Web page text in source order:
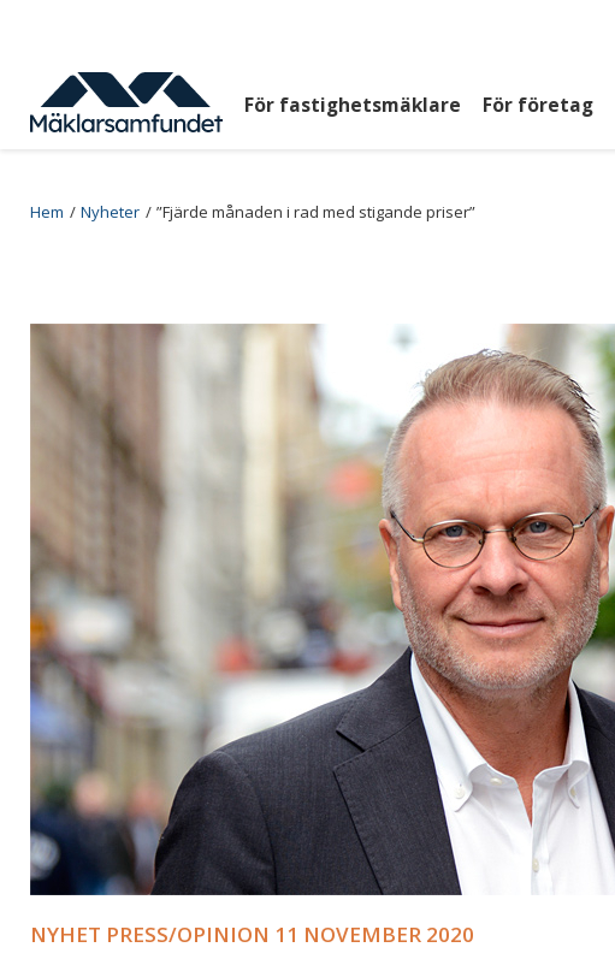
huvudinnehåll
Huvudmeny
För fastighetsmäklare För företag
Breadcrumb
Hem Nyheter ”Fjärde månaden i rad med stigande priser”
NYHET PRESS/OPINION 11 NOVEMBER 2020